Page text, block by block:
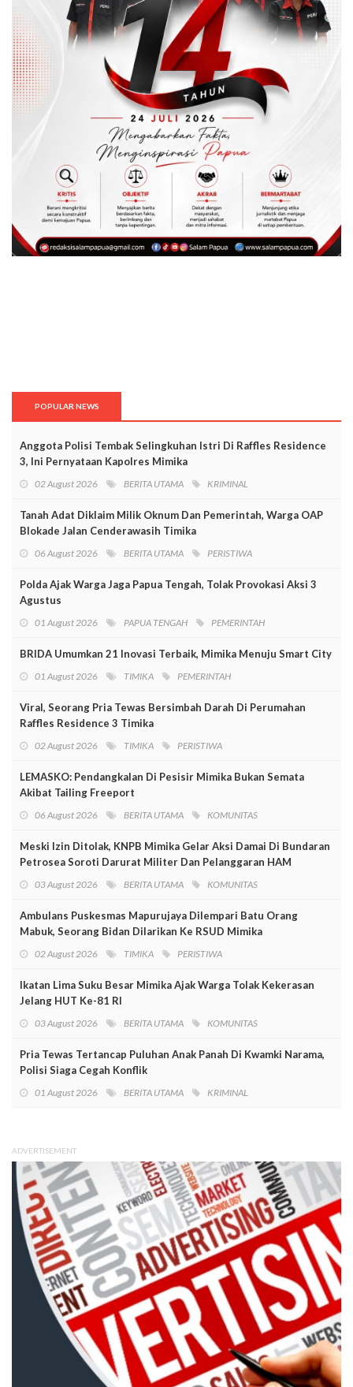
POPULAR NEWS
Anggota Polisi Tembak Selingkuhan Istri Di Raffles Residence
3, Ini Pernyataan Kapolres Mimika
02 August 2026 BERITA UTAMA KRIMINAL
Tanah Adat Diklaim Milik Oknum Dan Pemerintah, Warga OAP
Blokade Jalan Cenderawasih Timika
06 August 2026 BERITA UTAMA PERISTIWA
Polda Ajak Warga Jaga Papua Tengah, Tolak Provokasi Aksi 3
Agustus
01 August 2026 PAPUA TENGAH PEMERINTAH
BRIDA Umumkan 21 Inovasi Terbaik, Mimika Menuju Smart City
01 August 2026 TIMIKA PEMERINTAH
Viral, Seorang Pria Tewas Bersimbah Darah Di Perumahan
Raffles Residence 3 Timika
02 August 2026 TIMIKA PERISTIWA
LEMASKO: Pendangkalan Di Pesisir Mimika Bukan Semata
Akibat Tailing Freeport
06 August 2026 BERITA UTAMA KOMUNITAS
Meski Izin Ditolak, KNPB Mimika Gelar Aksi Damai Di Bundaran
Petrosea Soroti Darurat Militer Dan Pelanggaran HAM
03 August 2026 BERITA UTAMA KOMUNITAS
Ambulans Puskesmas Mapurujaya Dilempari Batu Orang
Mabuk, Seorang Bidan Dilarikan Ke RSUD Mimika
02 August 2026 TIMIKA PERISTIWA
Ikatan Lima Suku Besar Mimika Ajak Warga Tolak Kekerasan
Jelang HUT Ke-81 RI
03 August 2026 BERITA UTAMA KOMUNITAS
Pria Tewas Tertancap Puluhan Anak Panah Di Kwamki Narama,
Polisi Siaga Cegah Konflik
01 August 2026 BERITA UTAMA KRIMINAL
ADVERTISEMENT